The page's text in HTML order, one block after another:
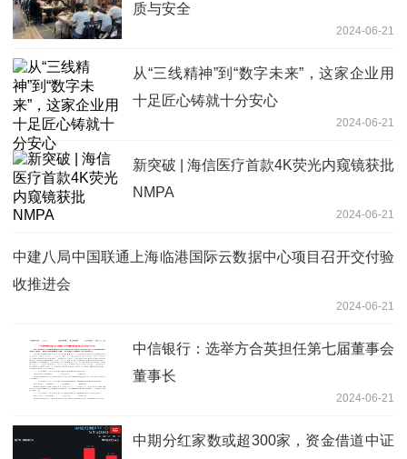
质与安全
2024-06-21
从“三线精神”到“数字未来”，这家企业用
十足匠心铸就十分安心
2024-06-21
新突破 | 海信医疗首款4K荧光内窥镜获批
NMPA
2024-06-21
中建八局中国联通上海临港国际云数据中心项目召开交付验
收推进会
2024-06-21
中信银行：选举方合英担任第七届董事会
董事长
2024-06-21
中期分红家数或超300家，资金借道中证